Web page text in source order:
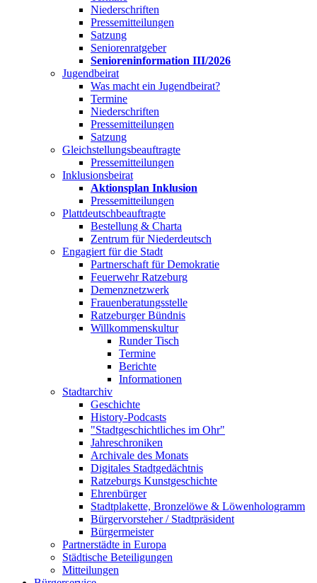
Niederschriften
Pressemitteilungen
Satzung
Seniorenratgeber
Senioreninformation III/2026
Jugendbeirat
Was macht ein Jugendbeirat?
Termine
Niederschriften
Pressemitteilungen
Satzung
Gleichstellungsbeauftragte
Pressemitteilungen
Inklusionsbeirat
Aktionsplan Inklusion
Pressemitteilungen
Plattdeutschbeauftragte
Bestellung & Charta
Zentrum für Niederdeutsch
Engagiert für die Stadt
Partnerschaft für Demokratie
Feuerwehr Ratzeburg
Demenznetzwerk
Frauenberatungsstelle
Ratzeburger Bündnis
Willkommenskultur
Runder Tisch
Termine
Berichte
Informationen
Stadtarchiv
Geschichte
History-Podcasts
"Stadtgeschichtliches im Ohr"
Jahreschroniken
Archivale des Monats
Digitales Stadtgedächtnis
Ratzeburgs Kunstgeschichte
Ehrenbürger
Stadtplakette, Bronzelöwe & Löwenhologramm
Bürgervorsteher / Stadtpräsident
Bürgermeister
Partnerstädte in Europa
Städtische Beteiligungen
Mitteilungen